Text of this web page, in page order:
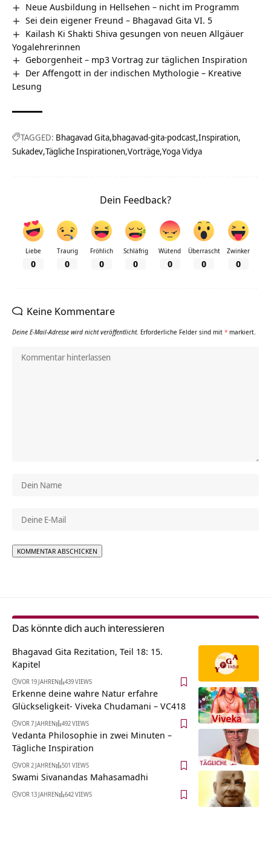
Neue Ausbildung in Hellsehen – nicht im Programm
Sei dein eigener Freund – Bhagavad Gita VI. 5
Kailash Ki Shakti Shiva gesungen von neuen Allgäuer
Yogalehrerinnen
Geborgenheit – mp3 Vortrag zur täglichen Inspiration
Der Affengott in der indischen Mythologie – Kreative
Lesung
TAGGED: Bhagavad Gita bhagavad-gita-podcast Inspiration
Sukadev Tägliche Inspirationen Vorträge Yoga Vidya
Dein Feedback?
Liebe
0
Traurig
0
Fröhlich
0
Schläfrig
0
Wütend
0
Überrascht
0
Zwinker
0
Keine Kommentare
Deine E-Mail-Adresse wird nicht veröffentlicht. Erforderliche Felder sind mit * markiert.
Das könnte dich auch interessieren
Bhagavad Gita Rezitation, Teil 18: 15.
Kapitel
VOR 19 JAHREN 439 VIEWS
Erkenne deine wahre Natur erfahre
Glückseligkeit- Viveka Chudamani – VC418
VOR 7 JAHREN 492 VIEWS
Vedanta Philosophie in zwei Minuten –
Tägliche Inspiration
VOR 2 JAHREN 501 VIEWS
Swami Sivanandas Mahasamadhi
VOR 13 JAHREN 642 VIEWS